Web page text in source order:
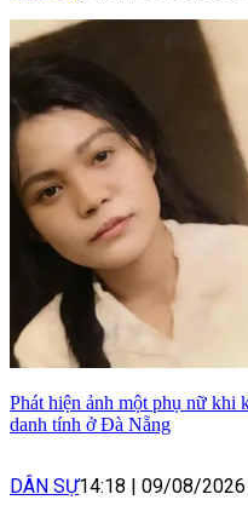
Phát hiện ảnh một phụ nữ khi
danh tính ở Đà Nẵng
DÂN SỰ14:18 09/08/2026